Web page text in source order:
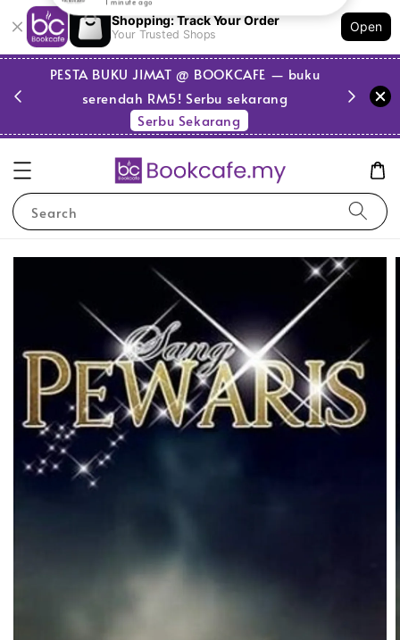
Shopping: Track Your Order
Your Trusted Shops
Open
PESTA BUKU JIMAT @ BOOKCAFE — buku
serendah RM5! Serbu sekarang
Serbu Sekarang
Search